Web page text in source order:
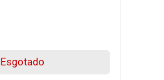
Esgotado